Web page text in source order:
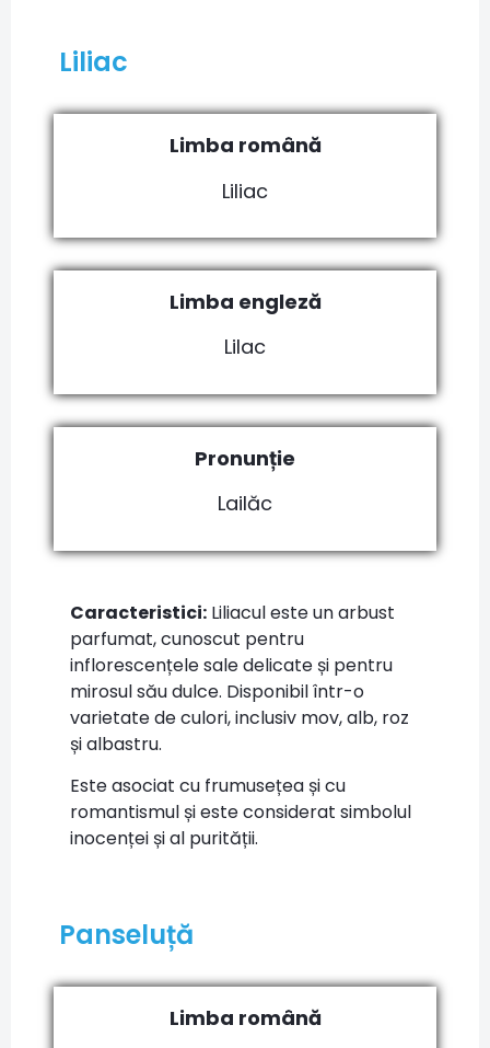
Liliac
Limba română
Liliac
Limba engleză
Lilac
Pronunție
Lailăc
Caracteristici: Liliacul este un arbust
parfumat, cunoscut pentru
inflorescențele sale delicate și pentru
mirosul său dulce. Disponibil într-o
varietate de culori, inclusiv mov, alb, roz
și albastru.
Este asociat cu frumusețea și cu
romantismul și este considerat simbolul
inocenței și al purității.
Panseluță
Limba română